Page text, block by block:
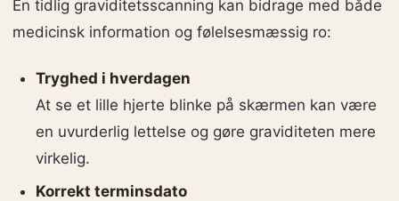
En tidlig graviditetsscanning kan bidrage med både
medicinsk information og følelsesmæssig ro:
Tryghed i hverdagen
At se et lille hjerte blinke på skærmen kan være
en uvurderlig lettelse og gøre graviditeten mere
virkelig.
Korrekt terminsdato